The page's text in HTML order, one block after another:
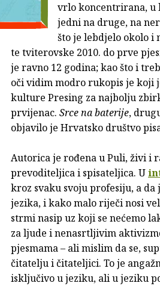
vrlo koncentrirana, u
jedni na druge, na
što je lebdjelo okolo i
te tviterovske 2010. do prve
je ravno 12 godina; kao što i
oči vidim modro rukopis je koji
kulture Presing za najbolju
prvijenac. Srce na baterije,
objavilo je Hrvatsko društvo
Autorica je rođena u Puli, živi i
prevoditeljica i spisateljica. U
kroz svaku svoju profesiju, a
jezika, i kako malo riječi nosi
strmi nasip uz koji se nećemo
za ljude i nenasrtljivim
pjesmama – ali mislim da se,
čitatelju i čitateljici. To je
isključivo u jeziku, ali u jeziku